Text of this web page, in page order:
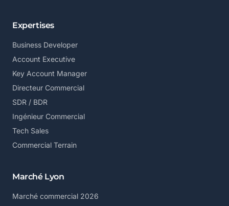
Expertises
Business Developer
Account Executive
Key Account Manager
Directeur Commercial
SDR / BDR
Ingénieur Commercial
Tech Sales
Commercial Terrain
Marché Lyon
Marché commercial 2026